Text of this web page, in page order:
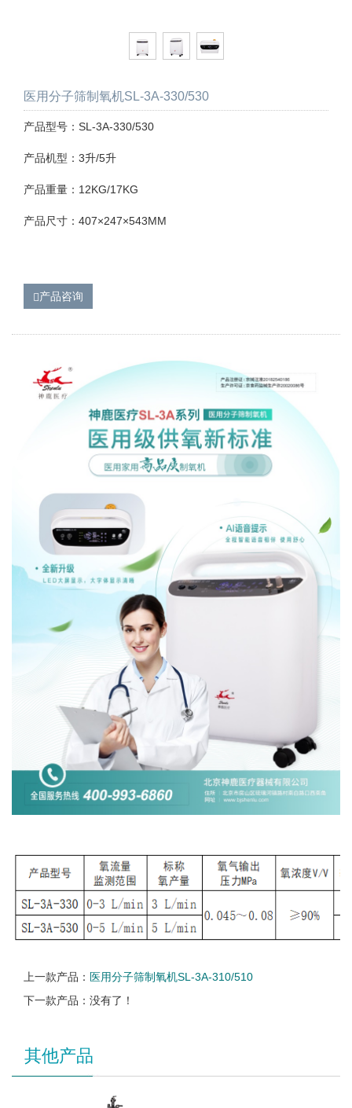
医用分子筛制氧机SL-3A-330/530
产品型号：SL-3A-330/530
产品机型：3升/5升
产品重量：12KG/17KG
产品尺寸：407×247×543MM
产品咨询
上一款产品： 医用分子筛制氧机SL-3A-310/510
下一款产品：没有了！
其他产品